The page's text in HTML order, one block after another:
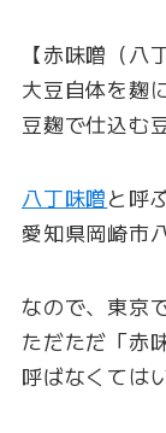
【赤味噌（八
大豆自体を麹
豆麹で仕込む
八丁味噌と呼
愛知県岡崎市
なので、東京
ただただ「赤
呼ばなくては